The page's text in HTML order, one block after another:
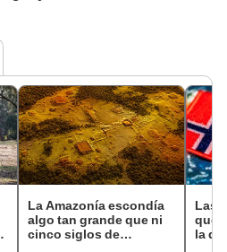
La Amazonía escondía
algo tan grande que ni
cinco siglos de
Las
que
la de